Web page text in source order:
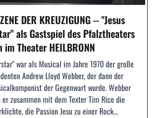
DER KREUZIGUNG -- "Jesus
als Gastspiel des Pfalztheaters
Theater HEILBRONN
war als Musical im Jahre 1970 der große
Andrew Lloyd Webber, der dann der
der Gegenwart wurde. Webber
zusammen mit dem Texter Tim Rice die
die Passion Jesu zu einer Rock...